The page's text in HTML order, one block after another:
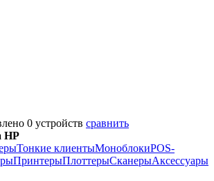
0 устройств сравнить
HP
Тонкие клиентыМоноблокиPOS-
ПринтерыПлоттерыСканерыАксессуары